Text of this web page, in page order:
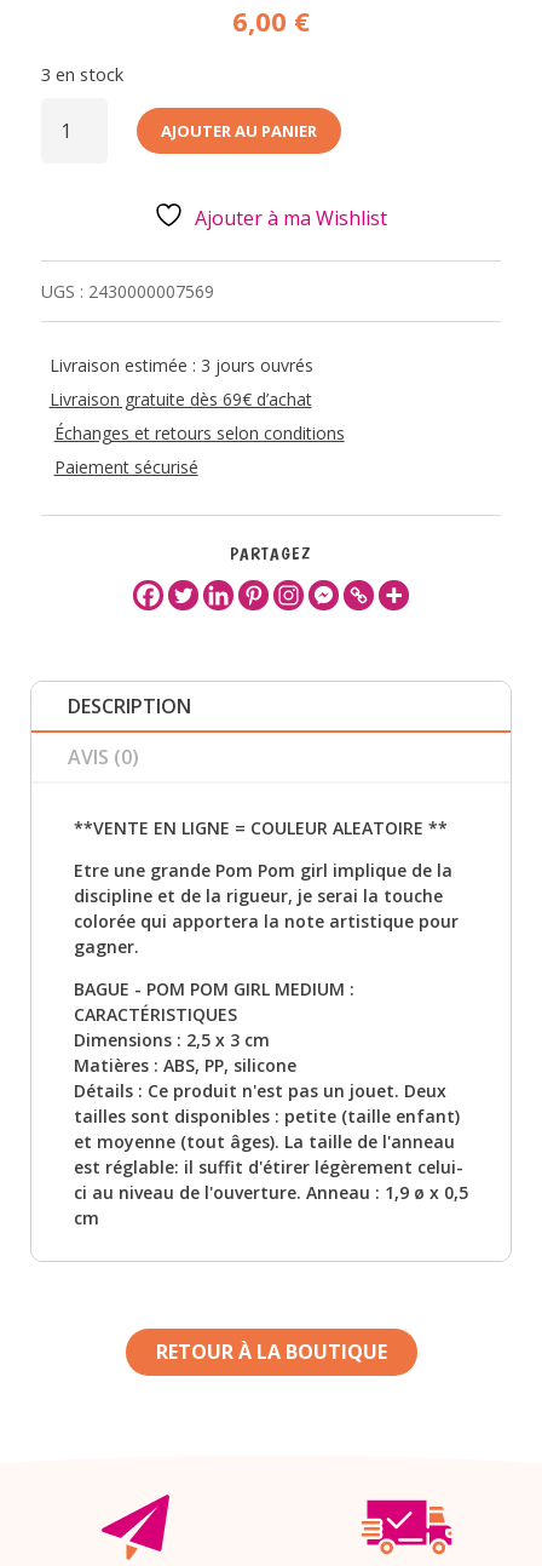
6,00 €
3 en stock
DE
BAGUE AJOUTER AU PANIER
Ajouter à ma Wishlist
UGS : 2430000007569
Livraison estimée : 3 jours ouvrés
Livraison gratuite dès 69€ d’achat
Échanges et retours selon conditions
Paiement sécurisé
PARTAGEZ
DESCRIPTION
AVIS (0)
**VENTE EN LIGNE = COULEUR ALEATOIRE **
Etre une grande Pom Pom girl implique de la
discipline et de la rigueur, je serai la touche
colorée qui apportera la note artistique pour
gagner.
BAGUE - POM POM GIRL MEDIUM :
CARACTÉRISTIQUES
Dimensions : 2,5 x 3 cm
Matières : ABS, PP, silicone
Détails : Ce produit n'est pas un jouet. Deux
tailles sont disponibles : petite (taille enfant)
et moyenne (tout âges). La taille de l'anneau
est réglable: il suffit d'étirer légèrement celui-
ci au niveau de l'ouverture. Anneau : 1,9 ø x 0,5
cm
RETOUR À LA BOUTIQUE